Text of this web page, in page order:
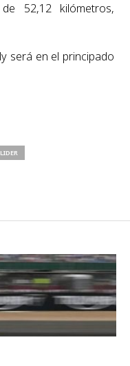
52,12 kilómetros,
será en el principado